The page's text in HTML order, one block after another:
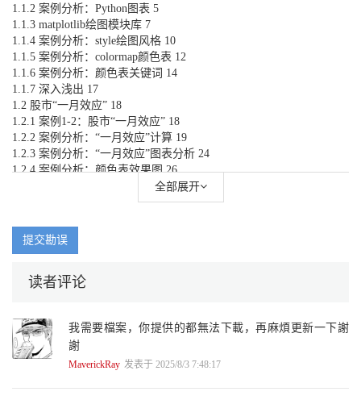
1.1.2 案例分析：Python图表 5
1.1.3 matplotlib绘图模块库 7
1.1.4 案例分析：style绘图风格 10
1.1.5 案例分析：colormap颜色表 12
1.1.6 案例分析：颜色表关键词 14
1.1.7 深入浅出 17
1.2 股市“一月效应” 18
1.2.1 案例1-2：股市“一月效应” 18
1.2.2 案例分析：“一月效应”计算 19
1.2.3 案例分析：“一月效应”图表分析 24
1.2.4 案例分析：颜色表效果图 26
1.2.5 “一月效应”全文注解版Python源码 27
1.3.1 数据分析I2O流程 36
1.3.4 专业与业余 38
1.4.2 金融股票数据包 44
1.5 Python实战操作技巧 46
1.5.1 模块检测 46
全部展开
提交勘误
读者评论
我需要檔案，你提供的都無法下載，再麻煩更新一下謝
謝
MaverickRay 发表于 2025/8/3 7:48:17